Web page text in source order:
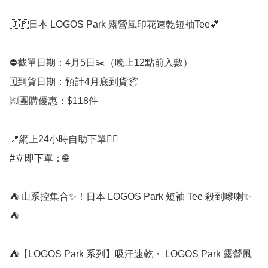
🇯🇵日本 LOGOS Park 露營風印花速乾短袖Tee💕
⛔️截單日期：4月5日✂️（晚上12點前入數）
🗓️到貨日期：預計4月底到貨📦
🈹團購優惠：$118件
📍網上24小時自助下單👍🏻
#立即下單：🌐
⛺ 山系控集合✨！日本 LOGOS Park 短袖 Tee 殺到嚟喇✨
⛺
⛺【LOGOS Park 系列】吸汗速乾・ LOGOS Park 露營風